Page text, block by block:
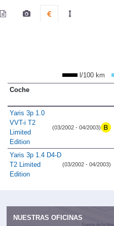
l/100 km
Coche
Yaris 3p 1.0
VVT-i T2
Limited
Edition
(03/2002 - 04/2003)
Yaris 3p 1.4 D4-D
T2 Limited
Edition
(03/2002 - 04/2003)
NUESTRAS OFICINAS